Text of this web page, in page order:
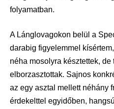
folyamatban.
A Lánglovagokon belül a
darabig figyelemmel
néha mosolyra késztettek, de
elborzasztottak. Sajnos
az egy asztal mellett néhány
érdekelttel egyidőben,